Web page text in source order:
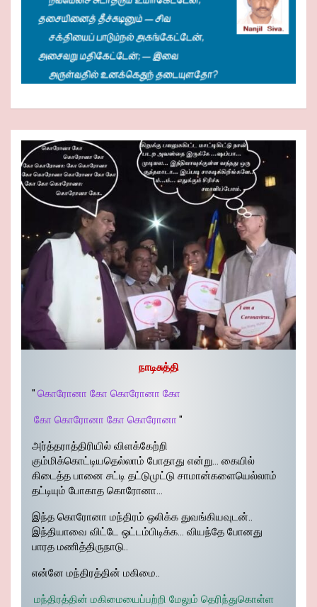
நாடிசுத்தி
" கொரோனா கோ கொரோனா கோ
கோ கொரோனா கோ கொரோனா "
அர்த்தராத்திரியில் விளக்கேற்றி
கும்மிக்கொட்டியதெல்லாம் போதாது என்று… கையில்
கிடைத்த பானை சட்டி தட்டுமுட்டு சாமான்களையெல்லாம்
தட்டியும் போகாத கொரோனா…
இந்த கொரோனா மந்திரம் ஒலிக்க துவங்கியவுடன்..
இந்தியாவை விட்டே ஒட்டம்பிடிக்க… வியந்தே போனது
பாரத மணித்திருநாடு..
என்னே மந்திரத்தின் மகிமை..
மந்திரத்தின் மகிமையைப்பற்றி மேலும் தெரிந்துகொள்ள